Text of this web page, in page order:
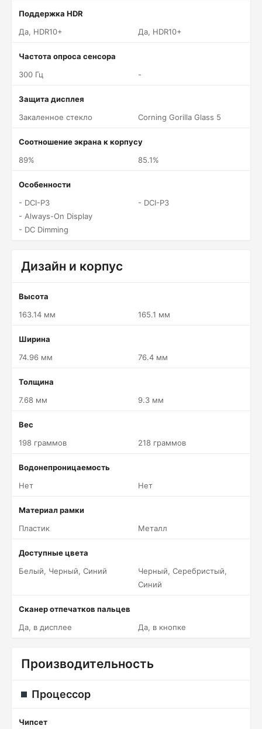
Поддержка HDR
Да, HDR10+
Да, HDR10+
Частота опроса сенсора
300 Гц
-
Защита дисплея
Закаленное стекло
Corning Gorilla Glass 5
Соотношение экрана к корпусу
89%
85.1%
Особенности
- DCI-P3
- Always-On Display
- DC Dimming
- DCI-P3
Дизайн и корпус
Высота
163.14 мм
165.1 мм
Ширина
74.96 мм
76.4 мм
Толщина
7.68 мм
9.3 мм
Вес
198 граммов
218 граммов
Водонепроницаемость
Нет
Нет
Материал рамки
Пластик
Металл
Доступные цвета
Белый, Черный, Синий
Черный, Серебристый,
Синий
Сканер отпечатков пальцев
Да, в дисплее
Да, в кнопке
Производительность
Процессор
Чипсет